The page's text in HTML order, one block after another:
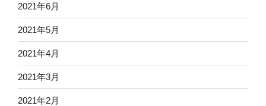
2021年6月
2021年5月
2021年4月
2021年3月
2021年2月